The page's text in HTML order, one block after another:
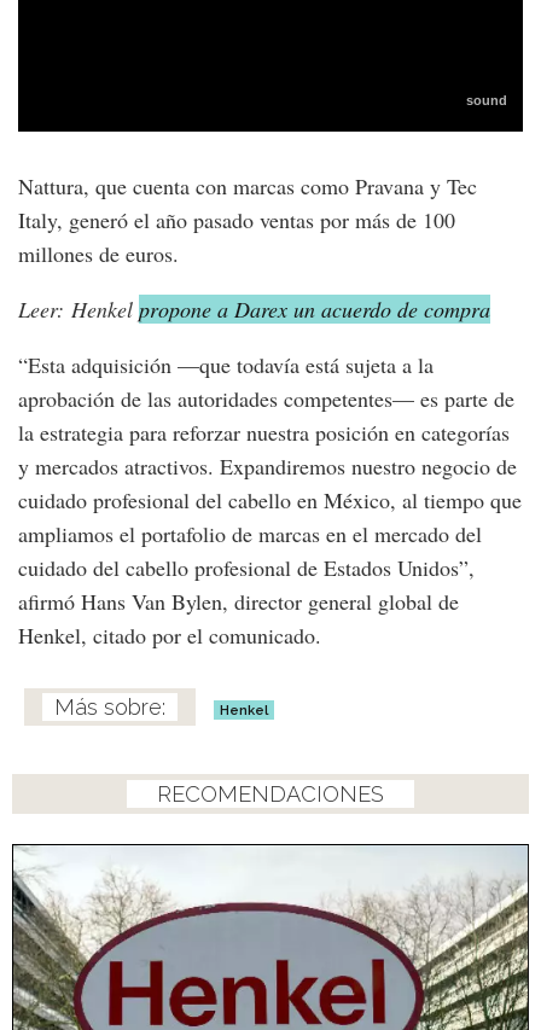
Nattura, que cuenta con marcas como Pravana y Tec
Italy, generó el año pasado ventas por más de 100
millones de euros.
Leer: Henkel propone a Darex un acuerdo de compra
“Esta adquisición —que todavía está sujeta a la
aprobación de las autoridades competentes— es parte de
la estrategia para reforzar nuestra posición en categorías
y mercados atractivos. Expandiremos nuestro negocio de
cuidado profesional del cabello en México, al tiempo que
ampliamos el portafolio de marcas en el mercado del
cuidado del cabello profesional de Estados Unidos”,
afirmó Hans Van Bylen, director general global de
Henkel, citado por el comunicado.
Henkel
RECOMENDACIONES